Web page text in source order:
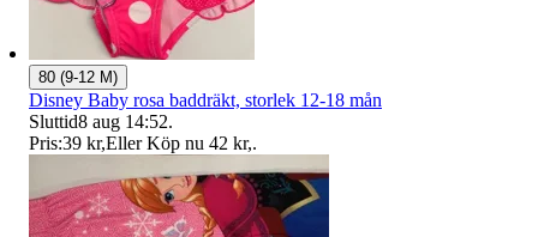
80 (9-12 M)
Disney Baby rosa baddräkt, storlek 12-18 mån
Sluttid8 aug 14:52.
Pris:39 kr,Eller Köp nu 42 kr,.